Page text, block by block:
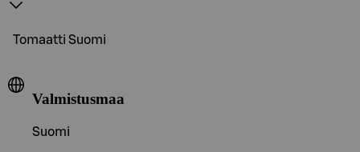
Tomaatti Suomi
Valmistusmaa
Suomi